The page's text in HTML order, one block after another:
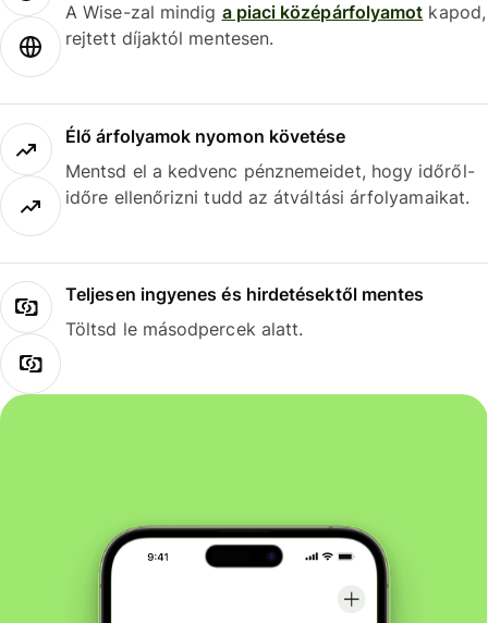
A Wise-zal mindig a piaci középárfolyamot kapod,
rejtett díjaktól mentesen.
Élő árfolyamok nyomon követése
Mentsd el a kedvenc pénznemeidet, hogy időről-
időre ellenőrizni tudd az átváltási árfolyamaikat.
Teljesen ingyenes és hirdetésektől mentes
Töltsd le másodpercek alatt.